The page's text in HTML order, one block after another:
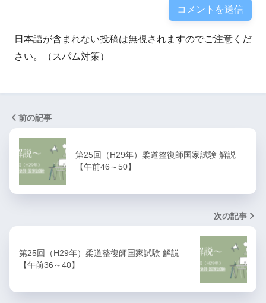
日本語が含まれない投稿は無視されますのでご注意くだ
さい。（スパム対策）
前の記事
第25回（H29年）柔道整復師国家試験 解説
【午前46～50】
次の記事
第25回（H29年）柔道整復師国家試験 解説
【午前36～40】